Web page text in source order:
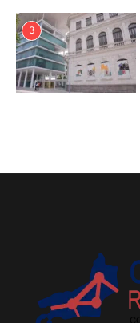
3